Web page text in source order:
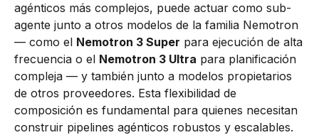
agénticos más complejos, puede actuar como sub-
agente junto a otros modelos de la familia Nemotron
— como el Nemotron 3 Super para ejecución de alta
frecuencia o el Nemotron 3 Ultra para planificación
compleja — y también junto a modelos propietarios
de otros proveedores. Esta flexibilidad de
composición es fundamental para quienes necesitan
construir pipelines agénticos robustos y escalables.